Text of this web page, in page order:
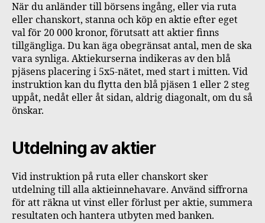
När du anländer till börsens ingång, eller via ruta
eller chanskort, stanna och köp en aktie efter eget
val för 20 000 kronor, förutsatt att aktier finns
tillgängliga. Du kan äga obegränsat antal, men de ska
vara synliga. Aktiekurserna indikeras av den blå
pjäsens placering i 5x5-nätet, med start i mitten. Vid
instruktion kan du flytta den blå pjäsen 1 eller 2 steg
uppåt, nedåt eller åt sidan, aldrig diagonalt, om du så
önskar.
Utdelning av aktier
Vid instruktion på ruta eller chanskort sker
utdelning till alla aktieinnehavare. Använd siffrorna
för att räkna ut vinst eller förlust per aktie, summera
resultaten och hantera utbyten med banken.